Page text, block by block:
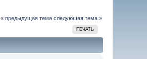
« предыдущая тема следующая тема »
ПЕЧАТЬ